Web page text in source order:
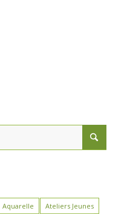
Aquarelle
Ateliers Jeunes